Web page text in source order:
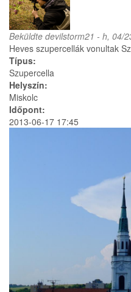
Beküldte devilstorm21 - h, 04/
Heves szupercellák vonultak
Típus:
Szupercella
Helyszín:
Miskolc
Időpont:
2013-06-17 17:45